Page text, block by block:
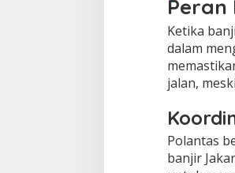
Peran
Ketika
dalam
jalan,
Polantas
banjir